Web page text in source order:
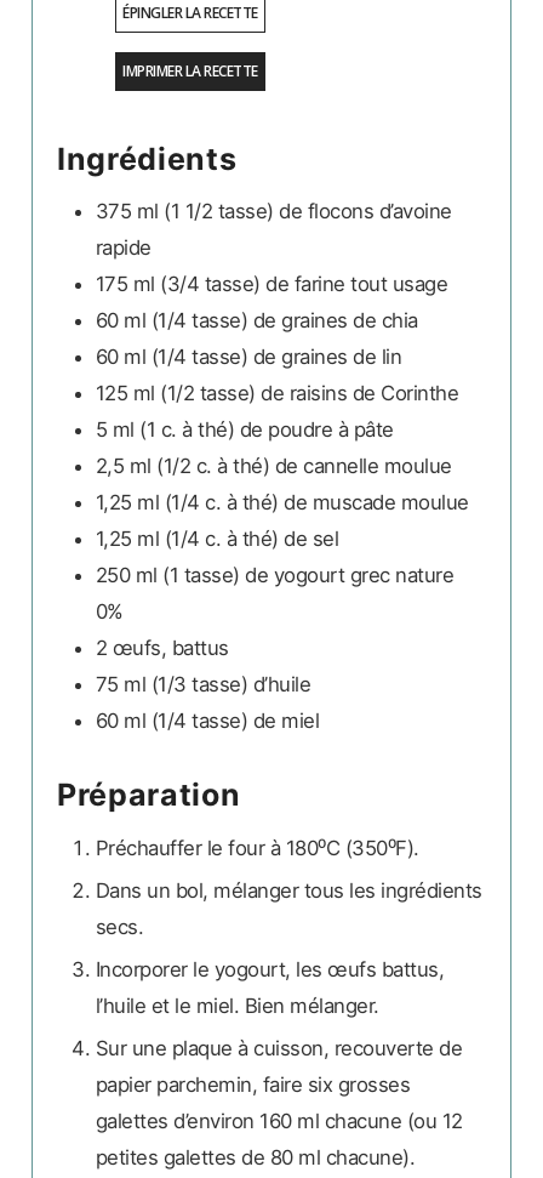
ÉPINGLER LA RECETTE
IMPRIMER LA RECETTE
Ingrédients
375 ml (1 1/2 tasse) de flocons d’avoine
rapide
175 ml (3/4 tasse) de farine tout usage
60 ml (1/4 tasse) de graines de chia
60 ml (1/4 tasse) de graines de lin
125 ml (1/2 tasse) de raisins de Corinthe
5 ml (1 c. à thé) de poudre à pâte
2,5 ml (1/2 c. à thé) de cannelle moulue
1,25 ml (1/4 c. à thé)de muscade moulue
1,25 ml (1/4 c. à thé) de sel
250 ml (1 tasse) de yogourt grec nature
0%
2 œufs, battus
75 ml (1/3 tasse) d’huile
60 ml (1/4 tasse) de miel
Préparation
Préchauffer le four à 180⁰C (350⁰F).
Dans un bol, mélanger tous les ingrédients
secs.
Incorporer le yogourt, les œufs battus,
l’huile et le miel. Bien mélanger.
Sur une plaque à cuisson, recouverte de
papier parchemin, faire six grosses
galettes d’environ 160 ml chacune (ou 12
petites galettes de 80 ml chacune).